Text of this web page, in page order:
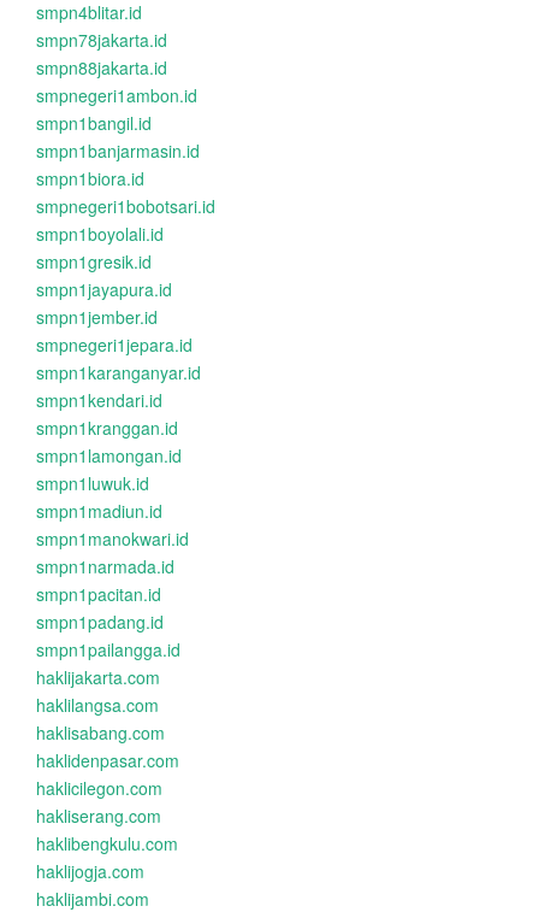
smpn4blitar.id
smpn78jakarta.id
smpn88jakarta.id
smpnegeri1ambon.id
smpn1bangil.id
smpn1banjarmasin.id
smpn1biora.id
smpnegeri1bobotsari.id
smpn1boyolali.id
smpn1gresik.id
smpn1jayapura.id
smpn1jember.id
smpnegeri1jepara.id
smpn1karanganyar.id
smpn1kendari.id
smpn1kranggan.id
smpn1lamongan.id
smpn1luwuk.id
smpn1madiun.id
smpn1manokwari.id
smpn1narmada.id
smpn1pacitan.id
smpn1padang.id
smpn1pailangga.id
haklijakarta.com
haklilangsa.com
haklisabang.com
haklidenpasar.com
haklicilegon.com
hakliserang.com
haklibengkulu.com
haklijogja.com
haklijambi.com